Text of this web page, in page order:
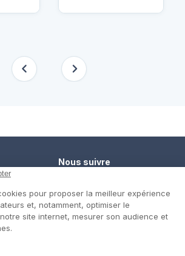
Nous suivre
Twitter
Blog